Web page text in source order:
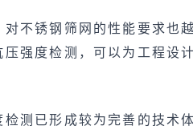
不锈钢筛网的性能要求也
强度检测，可以为工程设
测已形成较为完善的技术